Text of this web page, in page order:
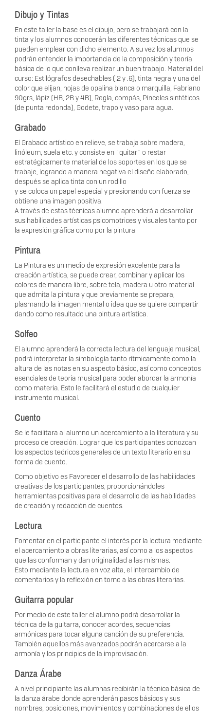
Dibujo y Tintas
En este taller la base es el dibujo, pero se trabajará con la
tinta y los alumnos conocerán las diferentes técnicas que se
pueden emplear con dicho elemento. A su vez los alumnos
podrán entender la importancia de la composición y teoría
básica de lo que conlleva realizar un buen trabajo. Material del
curso: Estilógrafos desechables (.2 y .6), tinta negra y una del
color que elijan, hojas de opalina blanca o marquilla, Fabriano
90grs, lápiz (HB, 2B y 4B), Regla, compás, Pinceles sintéticos
(de punta redonda), Godete, trapo y vaso para agua.
Grabado
El Grabado artístico en relieve, se trabaja sobre madera,
linóleum, suela etc. y consiste en ¨quitar¨ o restar
estratégicamente material de los soportes en los que se
trabaje, logrando a manera negativa el diseño elaborado,
después se aplica tinta con un rodillo
y se coloca un papel especial y presionando con fuerza se
obtiene una imagen positiva.
A través de estas técnicas alumno aprenderá a desarrollar
sus habilidades artísticas psicomotrices y visuales tanto por
la expresión gráfica como por la pintura.
Pintura
La Pintura es un medio de expresión excelente para la
creación artística, se puede crear, combinar y aplicar los
colores de manera libre, sobre tela, madera u otro material
que admita la pintura y que previamente se prepara,
plasmando la imagen mental o idea que se quiere compartir
dando como resultado una pintura artística.
Solfeo
El alumno aprenderá la correcta lectura del lenguaje musical,
podrá interpretar la simbología tanto rítmicamente como la
altura de las notas en su aspecto básico, así como conceptos
esenciales de teoría musical para poder abordar la armonía
como materia. Esto le facilitará el estudio de cualquier
instrumento musical.
Cuento
Se le facilitara al alumno un acercamiento a la literatura y su
proceso de creación. Lograr que los participantes conozcan
los aspectos teóricos generales de un texto literario en su
forma de cuento.
Como objetivo es Favorecer el desarrollo de las habilidades
creativas de los participantes, proporcionándoles
herramientas positivas para el desarrollo de las habilidades
de creación y redacción de cuentos.
Lectura
Fomentar en el participante el interés por la lectura mediante
el acercamiento a obras literarias, así como a los aspectos
que las conforman y dan originalidad a las mismas.
Esto mediante la lectura en voz alta, el intercambio de
comentarios y la reflexión en torno a las obras literarias.
Guitarra popular
Por medio de este taller el alumno podrá desarrollar la
técnica de la guitarra, conocer acordes, secuencias
armónicas para tocar alguna canción de su preferencia.
También aquellos más avanzados podrán acercarse a la
armonía y los principios de la improvisación.
Danza Árabe
A nivel principiante las alumnas recibirán la técnica básica de
la danza árabe donde aprenderán pasos básicos y sus
nombres, posiciones, movimientos y combinaciones de ellos